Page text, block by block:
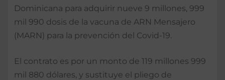
Dominicana para adquirir nueve 9 millones, 999
mil 990 dosis de la vacuna de ARN Mensajero
(MARN) para la prevención del Covid-19.
El contrato es por un monto de 119 millones 999
mil 880 dólares, y sustituye el pliego de